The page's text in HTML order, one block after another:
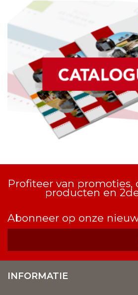
Profiteer van
producten en
Abonneer op onze
INFORMATIE